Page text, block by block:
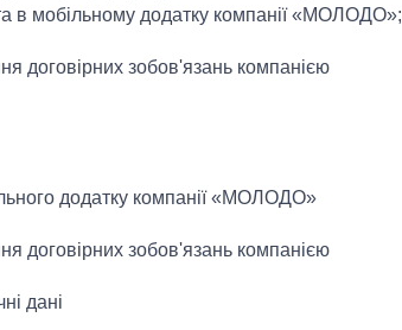
в мобільному додатку компанії «МОЛОДО»;
договірних зобов'язань компанією
додатку компанії «МОЛОДО»
договірних зобов'язань компанією
дані